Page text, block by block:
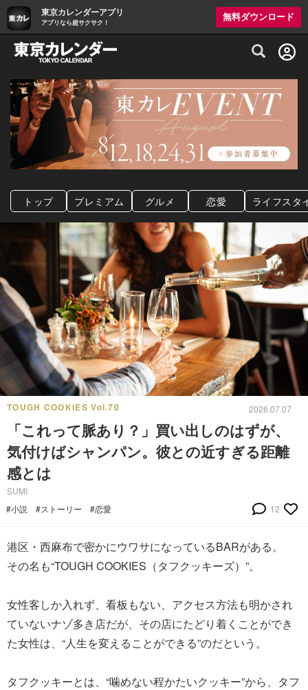
東京カレンダーアプリ
アプリなら超サクサク！
無料ダウンロード
グルメ情報・プレミアムレストラン予約
トップ プレミアム グルメ 恋愛 ライフスタ
TOUGH COOKIES Vol.70 2026.07.07
「これって脈あり？」買い出しのはずが、
気付けばシャンパン。彼との近すぎる距離
感とは
SUMI
#小説
#ストーリー #恋愛 12
港区・西麻布で密かにウワサになっているBARがある。
その名も“TOUGH COOKIES（タフクッキーズ）”。
女性客しか入れず、看板もない、アクセス方法も明かされ
ていないナゾ多き店だが、その店にたどり着くことができ
た女性は、“人生を変えることができる”のだという。
タフクッキーとは、“噛めない程かたいクッキー”から、タフ